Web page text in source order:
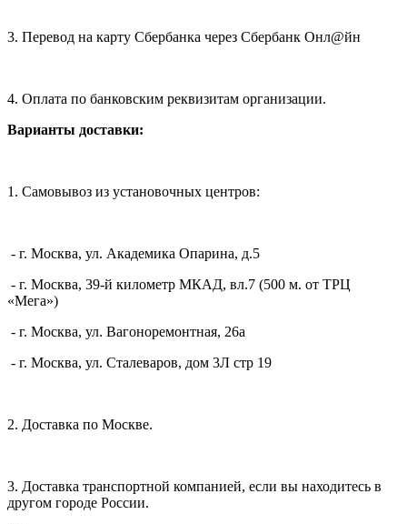
3. Перевод на карту Сбербанка через Сбербанк Онл@йн
4. Оплата по банковским реквизитам организации.
Варианты доставки:
1. Самовывоз из установочных центров:
- г. Москва, ул. Академика Опарина, д.5
- г. Москва, 39-й километр МКАД, вл.7 (500 м. от ТРЦ
«Мега»)
- г. Москва, ул. Вагоноремонтная, 26а
- г. Москва, ул. Сталеваров, дом 3Л стр 19
2. Доставка по Москве.
3. Доставка транспортной компанией, если вы находитесь в
другом городе России.